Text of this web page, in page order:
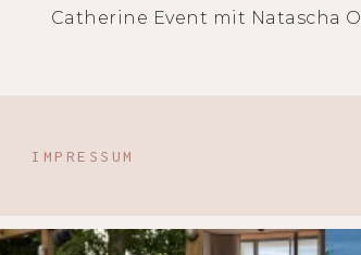
Catherine Event mit Natascha
IMPRESSUM